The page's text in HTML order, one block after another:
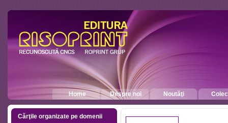
Home Despre noi Noutăţi
Cărţile organizate pe domenii